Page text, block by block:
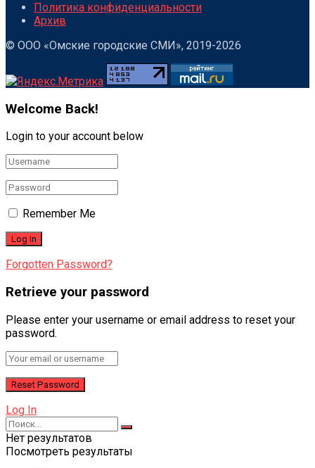
Политика конфиденциальности
Архив
© ООО «Омские городские СМИ», 2019-2026
Welcome Back!
Login to your account below
Remember Me
Forgotten Password?
Retrieve your password
Please enter your username or email address to reset your
password.
Log In
Нет результатов
Посмотреть результаты